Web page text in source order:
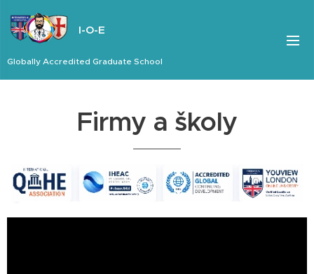
I-O-E
Globally Accredited Graduate School
Firmy a školy